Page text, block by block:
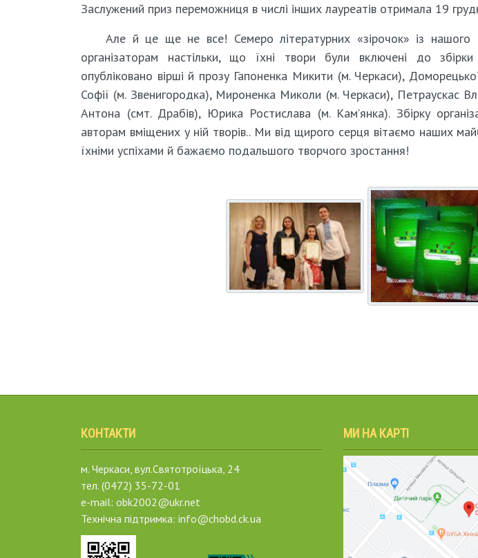
Заслужений приз переможниця в числі інших лауреатів отримала 19
Але й це ще не все! Семеро літературних «зірочок» із
організаторам настільки, що їхні твори були включені до збірки
опубліковано вірші й прозу Гапоненка Микити (м. Черкаси),
Софії (м. Звенигородка), Мироненка Миколи (м. Черкаси), Петраускас
Антона (смт. Драбів), Юрика Ростислава (м. Кам’янка). Збірку
авторам вміщених у ній творів.. Ми від щирого серця вітаємо наших
їхніми успіхами й бажаємо подальшого творчого зростання!
КОНТАКТИ
м. Черкаси, вул.Святотроїцька, 24
тел. (0472) 35-72-01
e-mail: obk2002@ukr.net
Технічна підтримка: info@chobd.ck.ua
МИ НА КАРТІ